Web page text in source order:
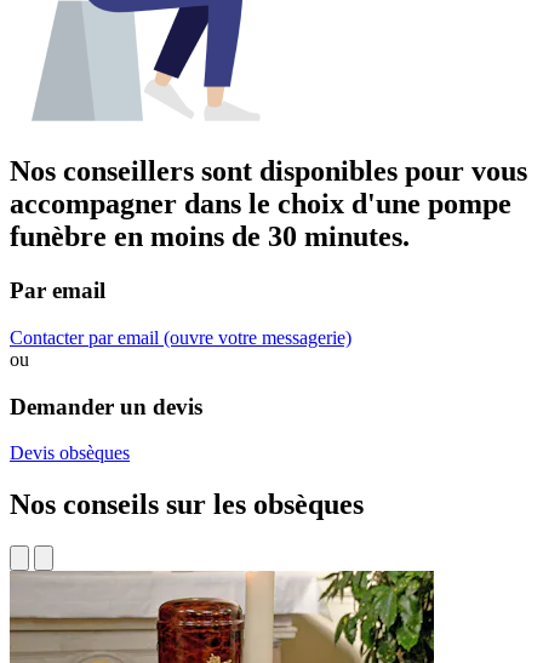
accompagner dansle choix d'une pompe
funèbreen moins de 30 minutes.
ou